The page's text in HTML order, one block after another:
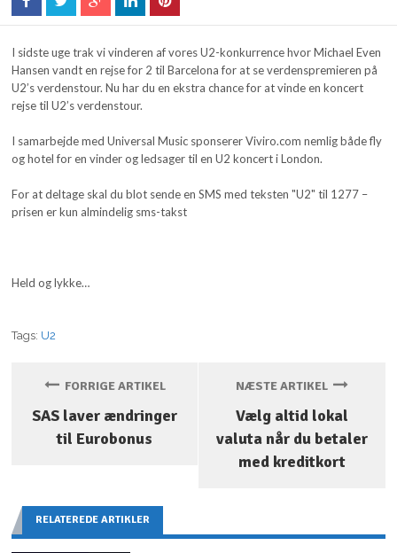
I sidste uge trak vi vinderen af vores U2-konkurrence hvor Michael Even
Hansen vandt en rejse for 2 til Barcelona for at se verdenspremieren på
U2’s verdenstour. Nu har du en ekstra chance for at vinde en koncert
rejse til U2’s verdenstour.
I samarbejde med Universal Music sponserer Viviro.com nemlig både fly
og hotel for en vinder og ledsager til en U2 koncert i London.
For at deltage skal du blot sende en SMS med teksten "U2" til 1277 –
prisen er kun almindelig sms-takst
Held og lykke…
Tags: U2
FORRIGE ARTIKEL
SAS laver ændringer
til Eurobonus
NÆSTE ARTIKEL
Vælg altid lokal
valuta når du betaler
med kreditkort
RELATEREDE ARTIKLER